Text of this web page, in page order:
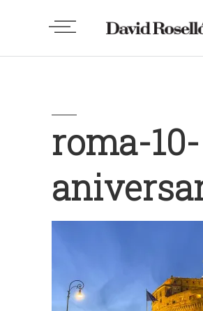
roma-10-